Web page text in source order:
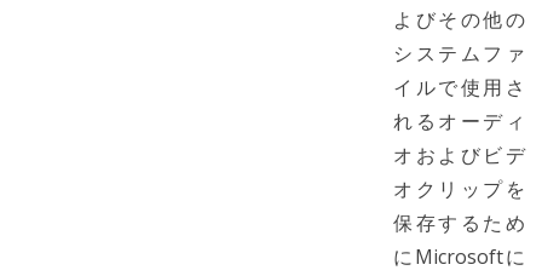
よびその他の
システムファ
イルで使用さ
れるオーディ
オおよびビデ
オクリップを
保存するため
にMicrosoftに